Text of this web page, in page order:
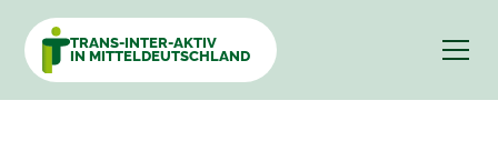
TRANS-INTER-AKTIV
IN MITTELDEUTSCHLAND